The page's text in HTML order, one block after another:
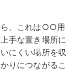
ら、これは○○用
手な置き場所に
にくい場所を収
りにつながるこ